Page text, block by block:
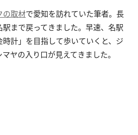
の取材で愛知を訪れていた筆者。長
まで戻ってきました。早速、名駅
計」を目指して歩いていくと、ジ
ヤの入り口が見えてきました。